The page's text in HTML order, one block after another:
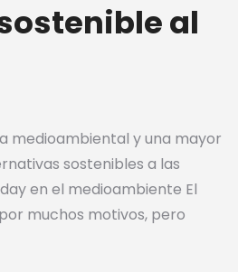
al
medioambiental y una mayor
sostenibles a las
en el medioambiente El
muchos motivos, pero